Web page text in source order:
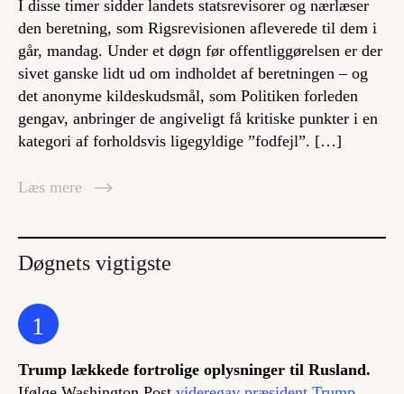
I disse timer sidder landets statsrevisorer og nærlæser
den beretning, som Rigsrevisionen afleverede til dem i
går, mandag. Under et døgn før offentliggørelsen er der
sivet ganske lidt ud om indholdet af beretningen – og
det anonyme kildeskudsmål, som Politiken forleden
gengav, anbringer de angiveligt få kritiske punkter i en
kategori af forholdsvis ligegyldige ”fodfejl”. […]
Læs mere
Døgnets vigtigste
1
Trump lækkede fortrolige oplysninger til Rusland.